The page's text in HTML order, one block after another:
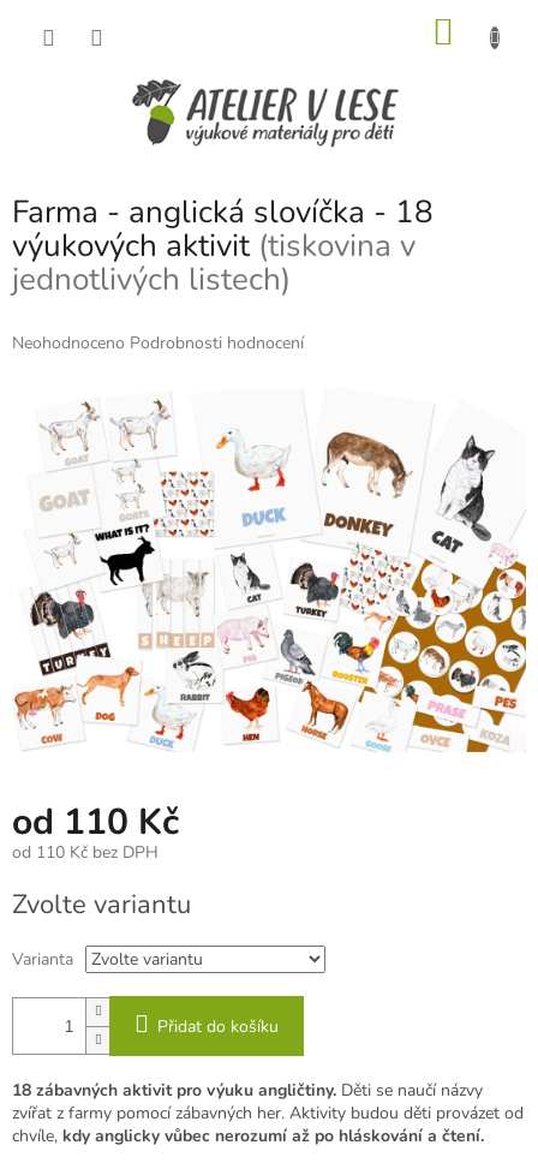
Farma - anglická slovíčka - 18
výukových aktivit (tiskovina v
jednotlivých listech)
Průměrné
hvězdiček.
Neohodnoceno Podrobnosti hodnocení
od 110 Kč
od 110 Kč bez DPH
cena:
Zvolte variantu
Varianta
Přidat do košíku
18 zábavných aktivit pro výuku angličtiny. Děti se naučí názvy
zvířat z farmy pomocí zábavných her. Aktivity budou děti provázet od
chvíle, kdy anglicky vůbec nerozumí až po hláskování a čtení.